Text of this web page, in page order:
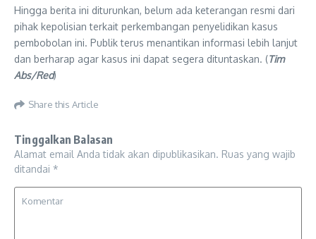
Hingga berita ini diturunkan, belum ada keterangan resmi dari
pihak kepolisian terkait perkembangan penyelidikan kasus
pembobolan ini. Publik terus menantikan informasi lebih lanjut
dan berharap agar kasus ini dapat segera dituntaskan. (Tim
Abs/Red)
Share this Article
Tinggalkan Balasan
Alamat email Anda tidak akan dipublikasikan. Ruas yang wajib
ditandai *